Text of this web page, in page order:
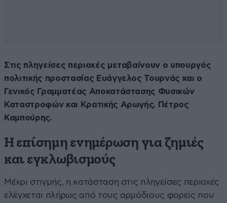
Στις πληγείσες περιοχές μεταβαίνουν ο υπουργός
πολιτικής προστασίας Ευάγγελος Τουρνάς και ο
Γενικός Γραμματέας Αποκατάστασης Φυσικών
Καταστροφών και Κρατικής Αρωγής, Πέτρος
Καμπούρης.
Η επίσημη ενημέρωση για ζημιές
και εγκλωβισμούς
Μέχρι στιγμής, η κατάσταση στις πληγείσες περιοχές
ελέγχεται πλήρως από τους αρμόδιους φορείς που